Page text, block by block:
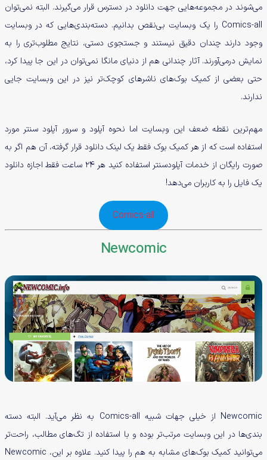
می‌شوند در مجموعه‌هایی جهت دانلود در دسترس قرار می‌گیرند. البته نمی‌توان
Comics-all را یک وبسایت بی‌نقص بدانیم. دسته‌بندی‌هایی که در وبسایت
وجود دارند چندان دقیق نیستند و جستجوی دستی، نتایج مطلوب‌تری را به
نمایش درمی‌آورند. آثار چندانی هم از دنیای مانگا نمی‌توان در این جا پیدا کرد،
حتی بعضی از کمیک بوک‌های ناشرهای کوچک‌تر نیز در این وبسایت جایی
ندارند.
مهم‌ترین نقطه ضعف این وبسایت اما نحوه آپلود و سرور آپلود سنتر مورد
استفاده است که از هر کمیک بوک فقط یک لینک دانلود قرار گرفته، آن هم اگر به
صورت رایگان از خدمات آپلودسنتر استفاده کنید هر 24 ساعت فقط اجازه دانلود
یک فایل را به کاربران می‌دهد!
Comics-all
Newcomic
Newcomic از خیلی جهات شبیه Comics-all به نظر می‌آید. البته دسته
بندی‌ها در این وبسایت مرتب‌تر بوده و با استفاده از تگ‌های مطالب، راحت‌تر
می‌توانید کمیک بوک‌های مشابه به هم را پیدا کنید. علاوه بر این، Newcomic